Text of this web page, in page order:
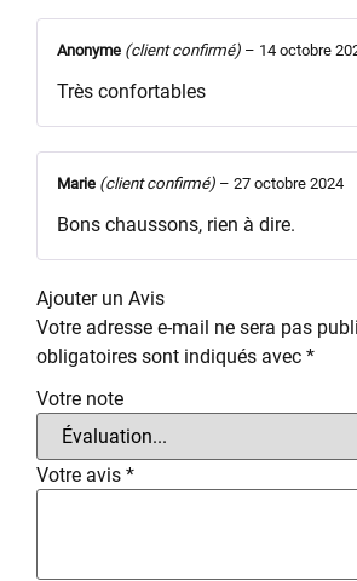
Anonyme (client confirmé) – 14 octobre
Très confortables
Marie (client confirmé) – 27 octobre 2024
Bons chaussons, rien à dire.
Ajouter un Avis
Votre adresse e-mail ne sera pas
obligatoires sont indiqués avec *
Votre note
Votre avis *